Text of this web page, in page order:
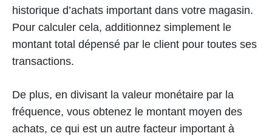
historique d’achats important dans votre magasin.
Pour calculer cela, additionnez simplement le
montant total dépensé par le client pour toutes ses
transactions.
De plus, en divisant la valeur monétaire par la
fréquence, vous obtenez le montant moyen des
achats, ce qui est un autre facteur important à